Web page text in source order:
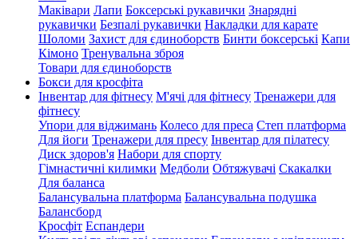
Маківари Лапи Боксерські рукавички Знарядні
рукавички Безпалі рукавички Накладки для карате
Шоломи Захист для єдиноборств Бинти боксерські Капи
Кімоно Тренувальна зброя
Товари для єдиноборств
Бокси для кросфіта
Інвентар для фітнесу М'ячі для фітнесу Тренажери для
фітнесу
Упори для віджимань Колесо для преса Степ платформа
Для йоги Тренажери для пресу Інвентар для пілатесу
Диск здоров'я Набори для спорту
Гімнастичні килимки Медболи Обтяжувачі Скакалки
Для баланса
Балансувальна платформа Балансувальна подушка
Балансборд
Кросфіт Еспандери